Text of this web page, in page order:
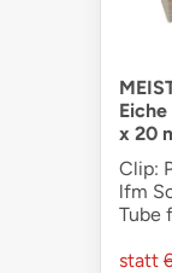
x 20
Clip:
lfm
Tube
statt